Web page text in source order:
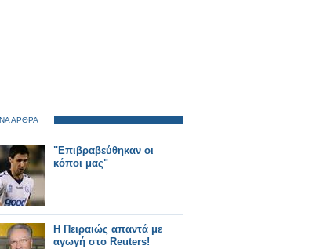
ΑΡΘΡΑ
"Επιβραβεύθηκαν οι
κόποι μας"
Η Πειραιώς απαντά με
αγωγή στο Reuters!